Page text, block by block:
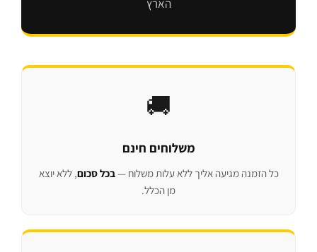
הארץ
🚚
משלוחים חינם
כל הזמנה מגיעה אליך ללא עלות משלוח —בכל סכום, ללא יוצא
מן הכלל.